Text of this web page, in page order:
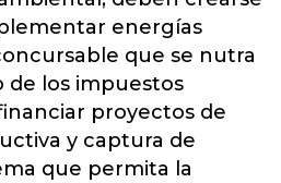
energías
que se nutra
de los impuestos
proyectos de
y captura de
que permita la